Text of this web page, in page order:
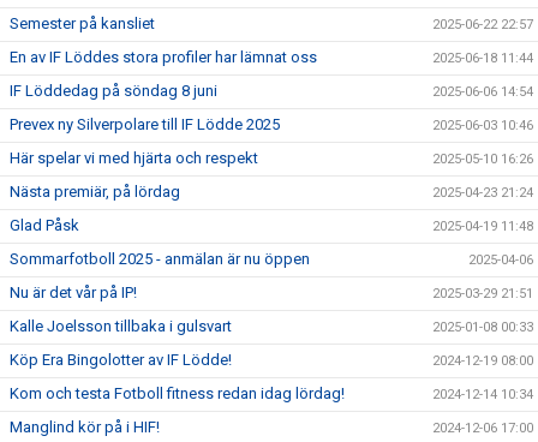
Semester på kansliet 2025-06-22 22:57
En av IF Löddes stora profiler har lämnat oss 2025-06-18 11:44
IF Löddedag på söndag 8 juni 2025-06-06 14:54
Prevex ny Silverpolare till IF Lödde 2025 2025-06-03 10:46
Här spelar vi med hjärta och respekt 2025-05-10 16:26
Nästa premiär, på lördag 2025-04-23 21:24
Glad Påsk 2025-04-19 11:48
Sommarfotboll 2025 - anmälan är nu öppen 2025-04-06
Nu är det vår på IP! 2025-03-29 21:51
Kalle Joelsson tillbaka i gulsvart 2025-01-08 00:33
Köp Era Bingolotter av IF Lödde! 2024-12-19 08:00
Kom och testa Fotboll fitness redan idag lördag! 2024-12-14 10:34
Manglind kör på i HIF! 2024-12-06 17:00